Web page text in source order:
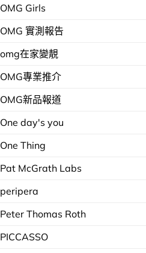
OMG Girls
OMG 實測報告
omg在家變靚
OMG專業推介
OMG新品報道
One day's you
One Thing
Pat McGrath Labs
peripera
Peter Thomas Roth
PICCASSO